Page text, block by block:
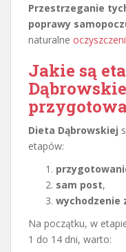
Przestrzeganie
poprawy
naturalne
Jakie są
Dieta Dąbrowskiej
etapów:
sam post,
wychodzenie
Na początku, w
1 do 14 dni, warto: